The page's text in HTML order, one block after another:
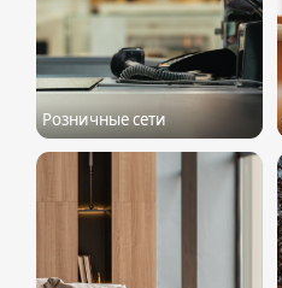
Розничные сети